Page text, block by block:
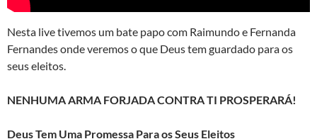
Nesta live tivemos um bate papo com Raimundo e Fernanda
Fernandes onde veremos o que Deus tem guardado para os
seus eleitos.
NENHUMA ARMA FORJADA CONTRA TI PROSPERARÁ!
Deus Tem Uma Promessa Para os Seus Eleitos